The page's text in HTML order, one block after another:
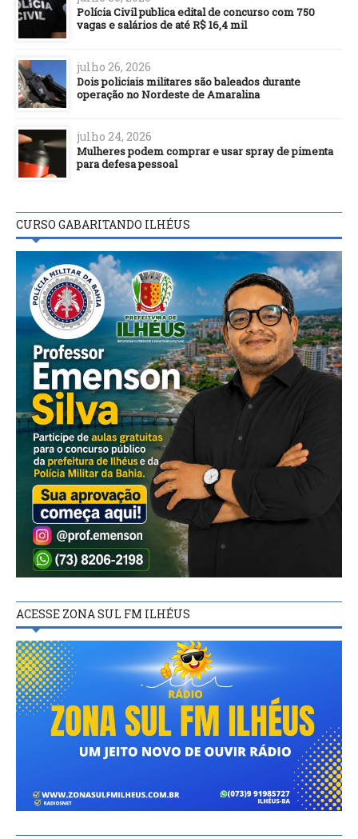
Polícia Civil publica edital de concurso com 750
vagas e salários de até R$ 16,4 mil
julho 26, 2026
Dois policiais militares são baleados durante
operação no Nordeste de Amaralina
julho 24, 2026
Mulheres podem comprar e usar spray de pimenta
para defesa pessoal
CURSO GABARITANDO ILHÉUS
ACESSE ZONA SUL FM ILHÉUS